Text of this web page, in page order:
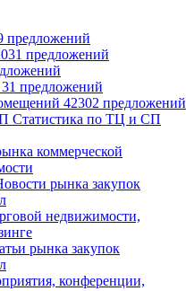
предложений
предложений
31 предложений
42302 предложений
Статистика по ТЦ и СП
коммерческой
рынка закупок
недвижимости,
рынка закупок
конференции,